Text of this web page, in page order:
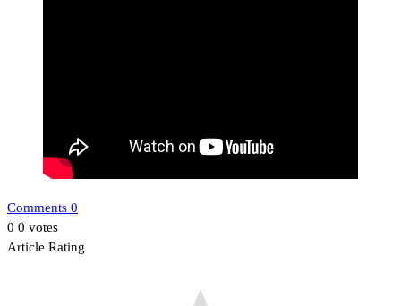
Comments 0
0 0 votes
Article Rating